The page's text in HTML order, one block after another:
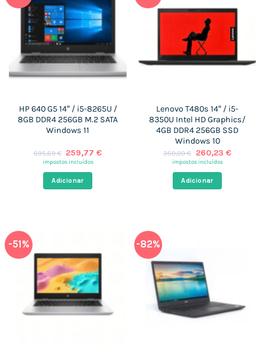
HP 640 G5 14″ / i5-8265U /
8GB DDR4 256GB M.2 SATA
Windows 11
695,69€ O
preço
era:
695,69 €.
259,77€O
impostos incluídos
Adicionar
Lenovo T480s 14″ / i5-
8350U Intel HD Graphics/
4GB DDR4 256GB SSD
Windows 10
350,00€
O
preço
era:
350,00 €.
260,23 €O
impostos incluídos
Adicionar
-51% -82%